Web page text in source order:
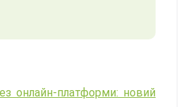
онлайн-платформи: новий